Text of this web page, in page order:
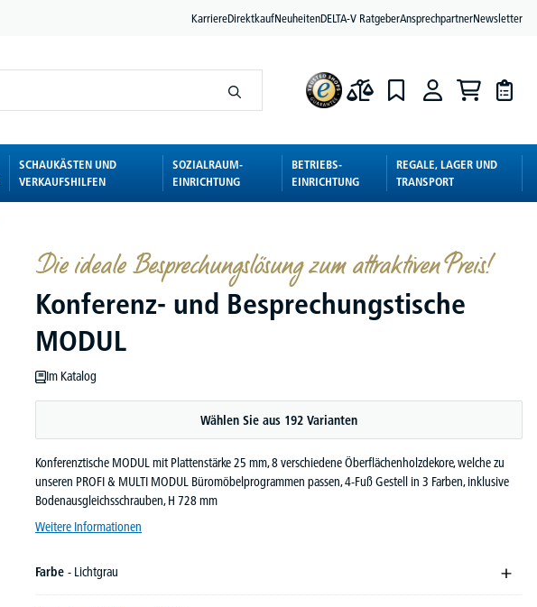
KarriereDirektkaufNeuheitenDELTA-V RatgeberAnsprechpartnerNewsletter
SCHAUKÄSTEN UND
VERKAUFSHILFEN
SOZIALRAUM-
EINRICHTUNG
BETRIEBS-
EINRICHTUNG
REGALE, LAGER UND
TRANSPORT
Die ideale Besprechungslösung zum attraktiven Preis!
Konferenz- und Besprechungstische
MODUL
Im Katalog
Wählen Sie aus 192 Varianten
Konferenztische MODUL mit Plattenstärke 25 mm, 8 verschiedene Öberflächenholzdekore, welche zu
unseren PROFI & MULTI MODUL Büromöbelprogrammen passen, 4-Fuß Gestell in 3 Farben, inklusive
Bodenausgleichsschrauben, H 728 mm
Weitere Informationen
Farbe - Lichtgrau